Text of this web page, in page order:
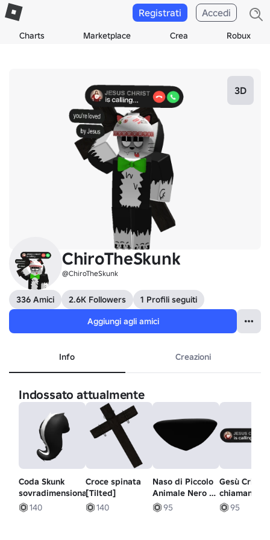
Charts Marketplace Crea Robux
Registrati Accedi
3D
ChiroTheSkunk
@ChiroTheSkunk
336 Amici 2.6K Followers
1 Profili seguiti
Aggiungi agli amici
Info Creazioni
Indossato attualmente
Coda Skunk
sovradimensionata
140
Croce spinata
[Tilted]
140
Naso di Piccolo
Animale Nero -
Forma Alt
95
Gesù Cristo
chiamando
bolla
95